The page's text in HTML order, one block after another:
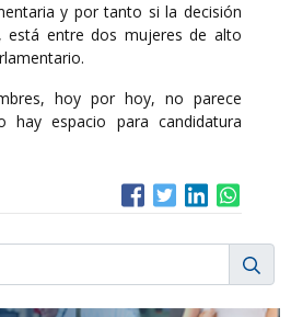
y por tanto si la decisión
está entre dos mujeres de alto
hoy por hoy, no parece
hay espacio para candidatura